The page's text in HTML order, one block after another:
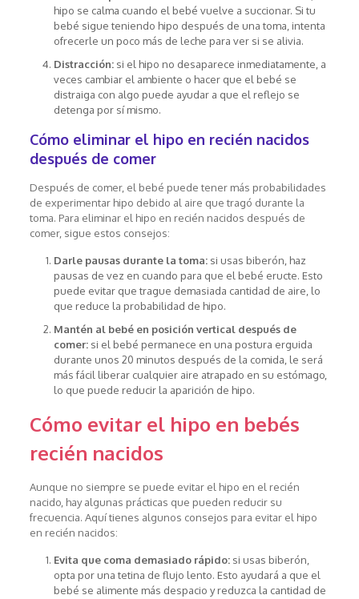
hipo se calma cuando el bebé vuelve a succionar. Si tu
bebé sigue teniendo hipo después de una toma, intenta
ofrecerle un poco más de leche para ver si se alivia.
Distracción:si el hipo no desaparece inmediatamente, a
veces cambiar el ambiente o hacer que el bebé se
distraiga con algo puede ayudar a que el reflejo se
detenga por sí mismo.
Cómo eliminar el hipo en recién nacidos
después de comer
Después de comer, el bebé puede tener más probabilidades
de experimentar hipo debido al aire que tragó durante la
toma. Para eliminar el hipo en recién nacidos después de
comer, sigue estos consejos:
Darle pausas durante la toma:si usas biberón, haz
pausas de vez en cuando para que el bebé eructe. Esto
puede evitar que trague demasiada cantidad de aire, lo
que reduce la probabilidad de hipo.
Mantén al bebé en posición vertical después de
comer:si el bebé permanece en una postura erguida
durante unos 20 minutos después de la comida, le será
más fácil liberar cualquier aire atrapado en su estómago,
lo que puede reducir la aparición de hipo.
Cómo evitar el hipo en bebés
recién nacidos
Aunque no siempre se puede evitar el hipo en el recién
nacido, hay algunas prácticas que pueden reducir su
frecuencia. Aquí tienes algunos consejos para evitar el hipo
en recién nacidos:
Evita que coma demasiado rápido:si usas biberón,
opta por una tetina de flujo lento. Esto ayudará a que el
bebé se alimente más despacio y reduzca la cantidad de